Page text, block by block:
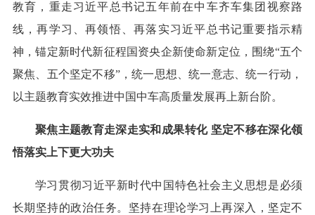
教育，重走习近平总书记五年前在中车齐车集团视察路
线，再学习、再领悟、再落实习近平总书记重要指示精
神，锚定新时代新征程国资央企新使命新定位，围绕“五个
聚焦、五个坚定不移”，统一思想、统一意志、统一行动，
以主题教育实效推进中国中车高质量发展再上新台阶。
聚焦主题教育走深走实和成果转化 坚定不移在深化领
悟落实上下更大功夫
学习贯彻习近平新时代中国特色社会主义思想是必须
长期坚持的政治任务。坚持在理论学习上再深入，坚定不